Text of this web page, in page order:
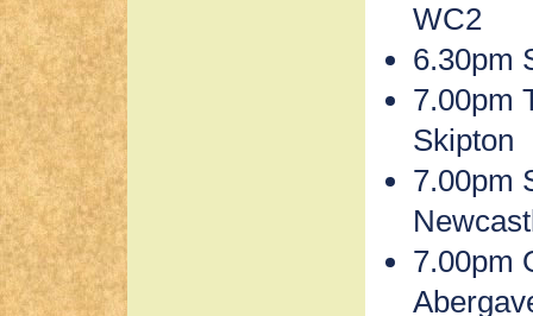
WC2
6.30pm
7.00pm
Skipton
7.00pm
7.00pm